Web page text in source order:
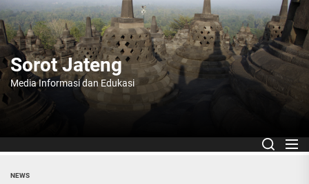
Skip
to
the
content
Sorot Jateng
Media Informasi dan Edukasi
NEWS